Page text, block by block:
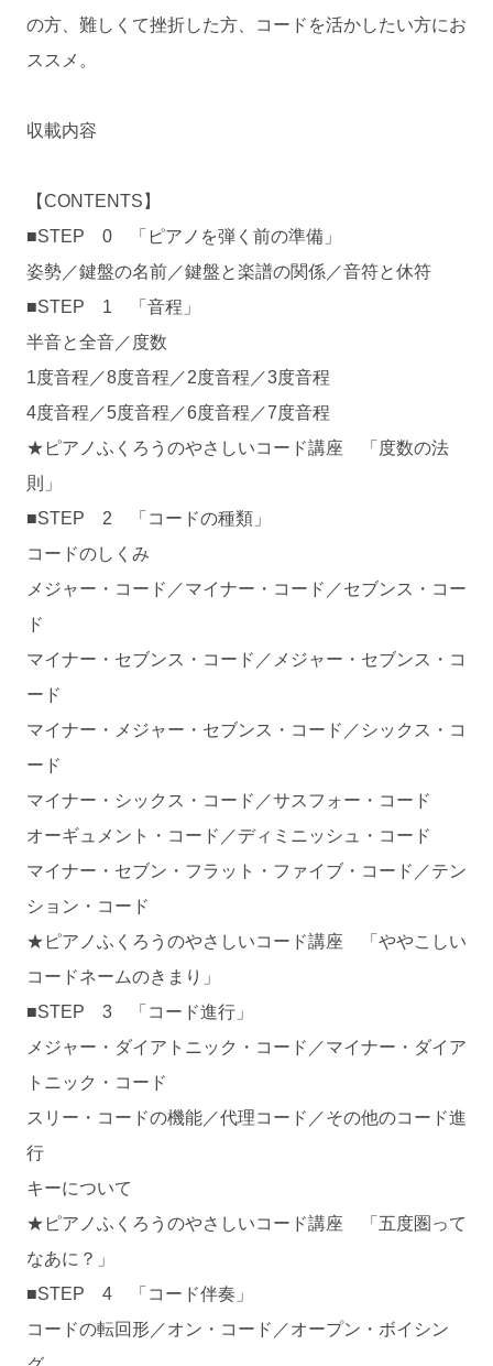
の方、難しくて挫折した方、コードを活かしたい方にお
ススメ。
収載内容
【CONTENTS】
■STEP 0 「ピアノを弾く前の準備」
姿勢／鍵盤の名前／鍵盤と楽譜の関係／音符と休符
■STEP 1 「音程」
半音と全音／度数
1度音程／8度音程／2度音程／3度音程
4度音程／5度音程／6度音程／7度音程
★ピアノふくろうのやさしいコード講座 「度数の法
則」
■STEP 2 「コードの種類」
コードのしくみ
メジャー・コード／マイナー・コード／セブンス・コー
ド
マイナー・セブンス・コード／メジャー・セブンス・コ
ード
マイナー・メジャー・セブンス・コード／シックス・コ
ード
マイナー・シックス・コード／サスフォー・コード
オーギュメント・コード／ディミニッシュ・コード
マイナー・セブン・フラット・ファイブ・コード／テン
ション・コード
★ピアノふくろうのやさしいコード講座 「ややこしい
コードネームのきまり」
■STEP 3 「コード進行」
メジャー・ダイアトニック・コード／マイナー・ダイア
トニック・コード
スリー・コードの機能／代理コード／その他のコード進
行
キーについて
★ピアノふくろうのやさしいコード講座 「五度圏って
なあに？」
■STEP 4 「コード伴奏」
コードの転回形／オン・コード／オープン・ボイシン